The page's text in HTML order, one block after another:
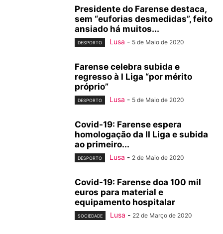
Presidente do Farense destaca,
sem “euforias desmedidas”, feito
ansiado há muitos...
DESPORTO Lusa - 5 de Maio de 2020
Farense celebra subida e
regresso à I Liga “por mérito
próprio”
DESPORTO Lusa - 5 de Maio de 2020
Covid-19: Farense espera
homologação da II Liga e subida
ao primeiro...
DESPORTO Lusa - 2 de Maio de 2020
Covid-19: Farense doa 100 mil
euros para material e
equipamento hospitalar
SOCIEDADE Lusa - 22 de Março de 2020